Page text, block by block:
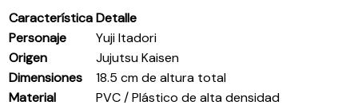
CaracterísticaDetalle
Personaje
Yuji Itadori
Origen
Jujutsu Kaisen
Dimensiones
18.5 cm de altura total
Material
PVC / Plástico de alta densidad